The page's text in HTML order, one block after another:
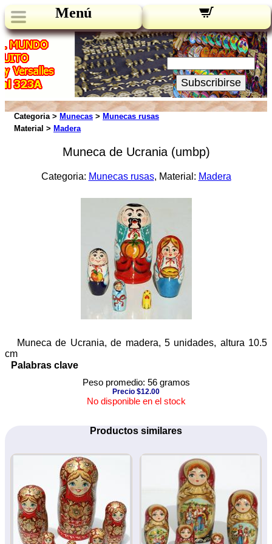
Menú
Novedades:
Su Email:
Subscribirse
Categoria > Munecas > Munecas rusas
Material > Madera
Muneca de Ucrania (umbp)
Categoria: Munecas rusas, Material: Madera
Muneca de Ucrania, de madera, 5 unidades, altura 10.5
cm
Palabras clave
Peso promedio: 56 gramos
Precio $12.00
No disponible en el stock
Productos similares